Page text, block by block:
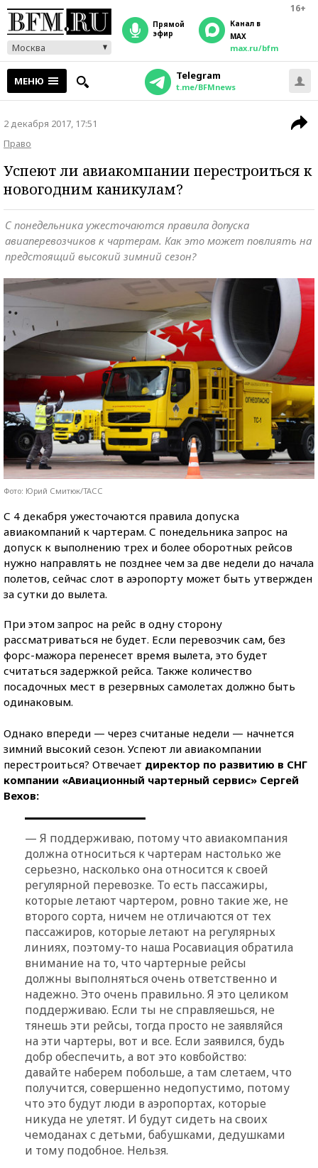
16+
Москва
прямой
эфир
Канал в
MAX
max.ru/bfm
МЕНЮ Telegram
t.me/BFMnews
2 декабря 2017, 17:51
Право
Успеют ли авиакомпании перестроиться к
новогодним каникулам?
С понедельника ужесточаются правила допуска
авиаперевозчиков к чартерам. Как это может повлиять на
предстоящий высокий зимний сезон?
Фото: Юрий Смитюк/ТАСС
С 4 декабря ужесточаются правила допуска
авиакомпаний к чартерам. С понедельника запрос на
допуск к выполнению трех и более оборотных рейсов
нужно направлять не позднее чем за две недели до начала
полетов, сейчас слот в аэропорту может быть утвержден
за сутки до вылета.
При этом запрос на рейс в одну сторону
рассматриваться не будет. Если перевозчик сам, без
форс-мажора перенесет время вылета, это будет
считаться задержкой рейса. Также количество
посадочных мест в резервных самолетах должно быть
одинаковым.
Однако впереди — через считаные недели — начнется
зимний высокий сезон. Успеют ли авиакомпании
перестроиться? Отвечает директор по развитию в СНГ
компании «Авиационный чартерный сервис» Сергей
Вехов:
— Я поддерживаю, потому что авиакомпания
должна относиться к чартерам настолько же
серьезно, насколько она относится к своей
регулярной перевозке. То есть пассажиры,
которые летают чартером, ровно такие же, не
второго сорта, ничем не отличаются от тех
пассажиров, которые летают на регулярных
линиях, поэтому-то наша Росавиация обратила
внимание на то, что чартерные рейсы
должны выполняться очень ответственно и
надежно. Это очень правильно. Я это целиком
поддерживаю. Если ты не справляешься, не
тянешь эти рейсы, тогда просто не заявляйся
на эти чартеры, вот и все. Если заявился, будь
добр обеспечить, а вот это ковбойство:
давайте наберем побольше, а там слетаем, что
получится, совершенно недопустимо, потому
что это будут люди в аэропортах, которые
никуда не улетят. И будут сидеть на своих
чемоданах с детьми, бабушками, дедушками
и тому подобное. Нельзя.